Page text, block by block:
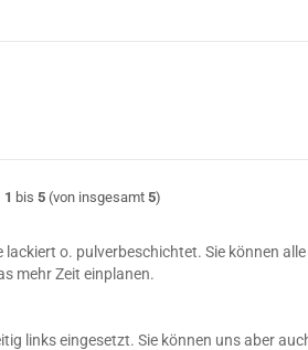
1 bis 5 (von insgesamt 5)
o. pulverbeschichtet. Sie können
mehr Zeit einplanen.
links eingesetzt. Sie können uns aber